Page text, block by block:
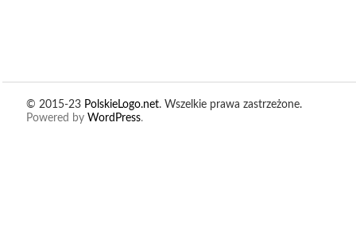
© 2015-23 PolskieLogo.net. Wszelkie prawa zastrzeżone.
Powered by WordPress.